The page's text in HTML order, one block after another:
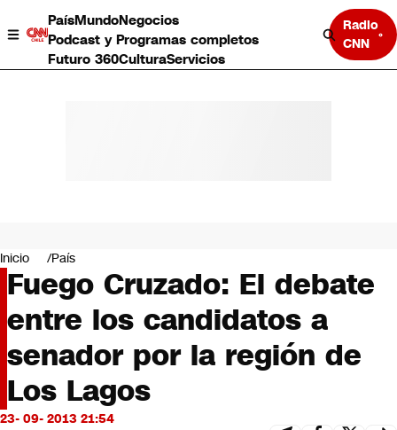
PaísMundoNegocios
Podcast y Programas completos
Futuro 360CulturaServicios
Radio
CNN
Negocios
Deportes
Programas completos
Cultura
Servicios
Bits
CNN tiempo
Futuro 360
Inicio País
Fuego Cruzado: El debate
entre los candidatos a
senador por la región de
Los Lagos
23- 09- 2013 21:54